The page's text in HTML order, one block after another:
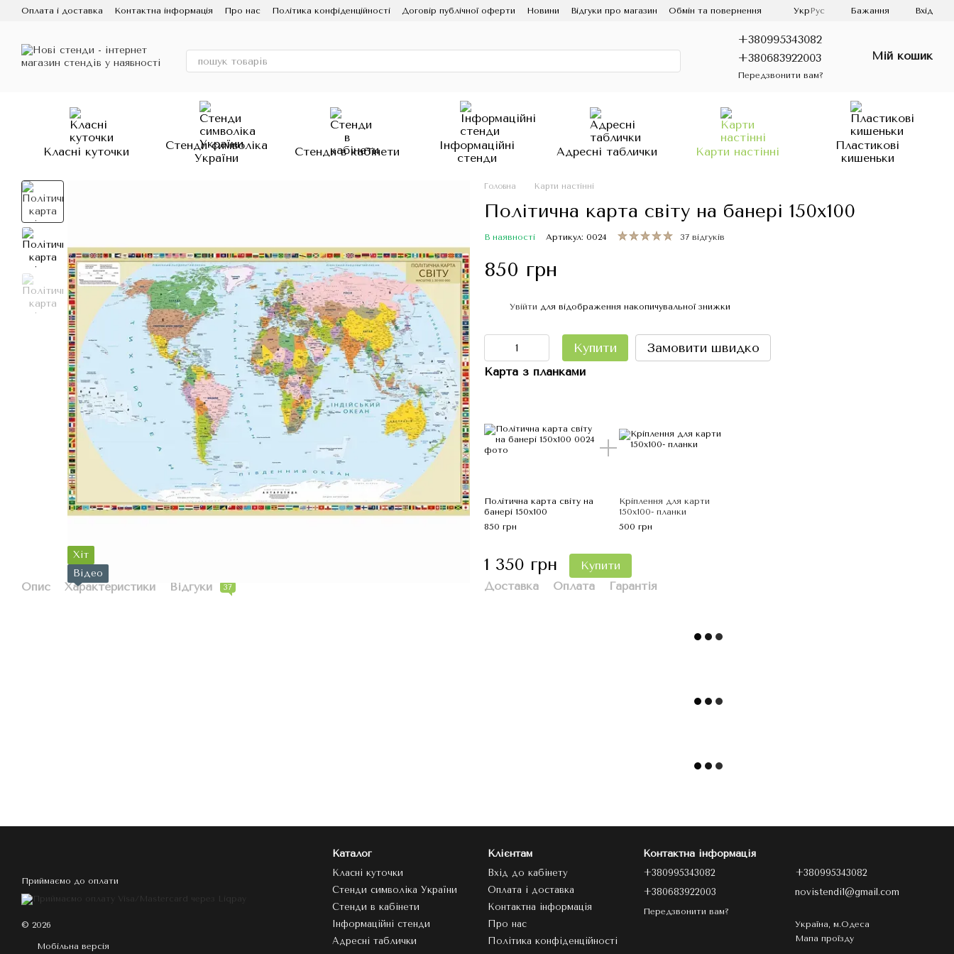
Перейти до основного контенту
Оплата і доставка Контактна інформація Про нас Політика конфіденційності Договір публічної оферти Новини Відгуки про магазин Обмін та повернення Укр Рус Бажання Вхід
+380995343082
+380683922003
Передзвонити вам?
Мій кошик
Класні куточки
Стенди символіка
України
Стенди в кабінети
Інформаційні
стенди
Адресні таблички Карти настінні
Пластикові
кишеньки
Хіт
Відео
Опис Характеристики Відгуки 37
Головна Карти настінні
Політична карта світу на банері 150х100
В наявності Артикул: 0024 37 відгуків
850 грн
Увійти для відображення накопичувальної знижки
Купити Замовити швидко
Карта з планками
Політична карта світу на
банері 150х100
850 грн
Кріплення для карти
150х100- планки
500 грн
1 350 грн
Купити
Доставка
Оплата Гарантія
Приймаємо до оплати
© 2026
Мобільна версія
Каталог
Класні куточки
Стенди символіка України
Стенди в кабінети
Інформаційні стенди
Адресні таблички
Клієнтам
Вхід до кабінету
Оплата і доставка
Контактна інформація
Про нас
Політика конфіденційності
Контактна інформація
+380995343082
+380683922003
Передзвонити вам?
+380995343082
novistendi1@gmail.com
Україна, м.Одеса
Мапа проїзду